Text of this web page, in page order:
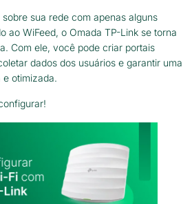
sua rede com apenas alguns
ao WiFeed, o Omada TP-Link se torna
Com ele, você pode criar portais
dados dos usuários e garantir uma
otimizada.